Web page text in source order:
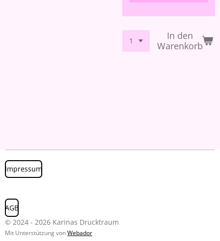
In den
Warenkorb
Impressum
AGB
© 2024 - 2026 Karinas Drucktraum
Mit Unterstützung von Webador